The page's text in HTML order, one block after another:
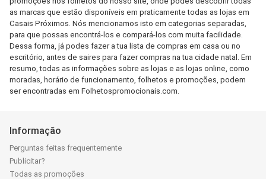
as marcas que estão disponíveis em praticamente todas as lojas em
Casais Próximos. Nós mencionamos isto em categorias separadas,
para que possas encontrá-los e compará-los com muita facilidade.
Dessa forma, já podes fazer a tua lista de compras em casa ou no
escritório, antes de saires para fazer compras na tua cidade natal. Em
resumo, todas as informações sobre as lojas e as lojas online, como
moradas, horário de funcionamento, folhetos e promoções, podem
ser encontradas em Folhetospromocionais.com.
Informação
Perguntas feitas frequentemente
Publicitar?
Todas as promoções